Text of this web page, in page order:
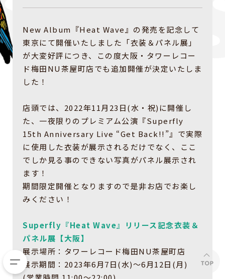
New Album『Heat Wave』の発売を記念して
東京にて開催いたしました「衣装＆パネル展」
が大変好評につき、この度大阪・タワーレコー
ド梅田NU茶屋町店でも追加開催が決定いたしま
した！
店頭では、2022年11月23日(水・祝)に開催し
た、一夜限りのプレミアム公演『Superfly
15th Anniversary Live “Get Back!!”』で実際
に使用した衣装が展示されるだけでなく、ここ
でしか見る事のできない写真がパネル展示され
ます！
期間限定開催となりますので是非お店でお楽し
みください！
Superfly『Heat Wave』リリース記念衣装＆
パネル展【大阪】
展示場所：タワーレコード梅田NU茶屋町店
展示期間：2023年6月7日(水)～6月12日(月)